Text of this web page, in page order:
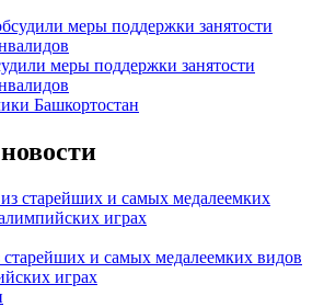
меры поддержки занятости
Башкортостан
и самых медалеемких видов
играх